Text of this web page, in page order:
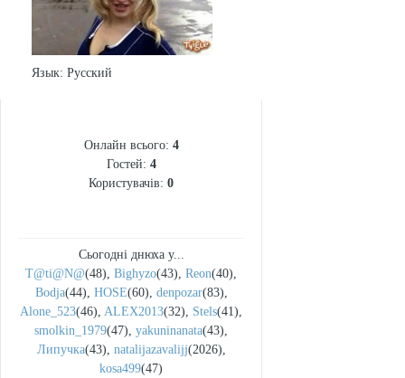
Язык: Русский
Онлайн всього: 4
Гостей: 4
Користувачів: 0
Сьогодні днюха у...
T@ti@N@(48), Bighyzo(43), Reon(40),
Bodja(44), HOSE(60), denpozar(83),
Alone_523(46), ALEX2013(32), Stels(41),
smolkin_1979(47), yakuninanata(43),
Липучка(43), natalijazavalijj(2026),
kosa499(47)